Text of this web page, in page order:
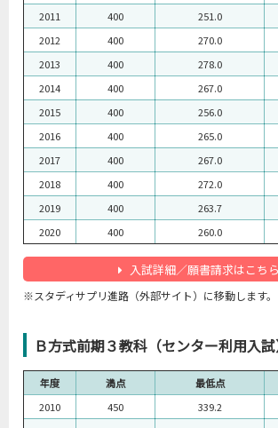
2011
400 251.0
2012
400 270.0
2013
400 278.0
2014
400 267.0
2015
400 256.0
2016
400 265.0
2017
400 267.0
2018
400 272.0
2019
400 263.7
2020
400 260.0
入試詳細／願書請求はこちら
※スタディサプリ進路（外部サイト）に移動します。
Ｂ方式前期３教科（センター利用入試
年度 満点 最低点
2010
450 339.2